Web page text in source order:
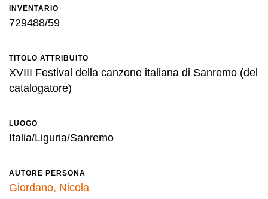
INVENTARIO
729488/59
TITOLO ATTRIBUITO
XVIII Festival della canzone italiana di Sanremo (del
catalogatore)
LUOGO
Italia/Liguria/Sanremo
AUTORE PERSONA
Giordano, Nicola